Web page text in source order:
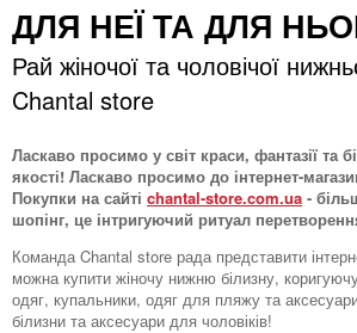
ДЛЯ НЕЇ ТА ДЛЯ
Рай жіночої та чоловічої
Chantal store
Ласкаво просимо у світ краси, фантазії та
якості! Ласкаво просимо до інтернет-
Покупки на сайті chantal-store.com.ua -
шопінг, це інтригуючий ритуал
Команда Chantal store рада представити
можна купити жіночу нижню білизну,
одяг, купальники, одяг для пляжу та
білизни та аксесуари для чоловіків!